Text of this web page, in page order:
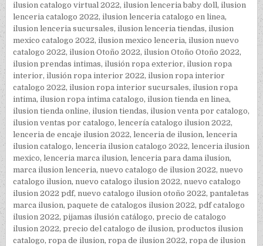
ilusion catalogo virtual 2022,ilusion lenceria baby doll,ilusion
lenceria catalogo 2022,ilusion lenceria catalogo en linea,
ilusion lenceria sucursales,ilusion lenceria tiendas,ilusion
mexico catalogo 2022,ilusion mexico lenceria,ilusion nuevo
catalogo 2022,ilusion Otoño 2022,ilusion Otoño Otoño 2022,
ilusion prendas intimas,ilusión ropa exterior,ilusion ropa
interior,ilusión ropa interior 2022,ilusion ropa interior
catalogo 2022,ilusion ropa interior sucursales,ilusion ropa
intima,ilusion ropa intima catalogo,ilusion tienda en linea,
ilusion tienda online,ilusion tiendas,ilusion venta por catalogo,
ilusion ventas por catalogo,lencería catalogo ilusion 2022,
lenceria de encaje ilusion 2022,lenceria de ilusion,lenceria
ilusion catalogo,lenceria ilusion catalogo 2022,lenceria ilusion
mexico,lenceria marca ilusion,lenceria para dama ilusion,
marca ilusion lenceria,nuevo catalogo de ilusion 2022,nuevo
catalogo ilusion,nuevo catalogo ilusion 2022,nuevo catalogo
ilusion 2022 pdf,nuevo catalogo ilusion otoño 2022,pantaletas
marca ilusion,paquete de catalogos ilusion 2022,pdf catalogo
ilusion 2022,pijamas ilusión catálogo,precio de catalogo
ilusion 2022,precio del catalogo de ilusion,productos ilusion
catalogo,ropa de ilusion,ropa de ilusion 2022,ropa de ilusion